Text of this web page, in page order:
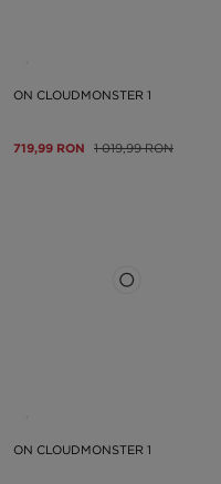
ON CLOUDMONSTER 1
719,99 RON 1 019,99 RON
ON CLOUDMONSTER 1